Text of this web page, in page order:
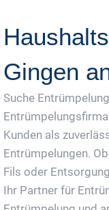
Gingen
Suche
Kunden als
Entrümpelungen.
Fils oder
Ihr Partner für